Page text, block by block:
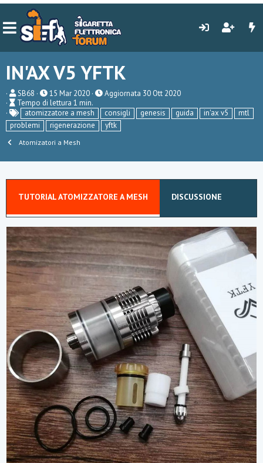
IN'AX V5 YFTK
A
u
t
o
r
e
SB68
P
u
b
l
i
s
t
15 Mar 2020 Aggiornata 30 Ott 2020
T
e
m
p
o
e
r
a
Tempo di lettura 1 min.
T
a
g
atomizzatore a mesh consigli genesis guida in'ax v5
mtl
problemi
rigenerazione yftk
Atomizatori a Mesh
TUTORIAL ATOMIZZATORE A MESH DISCUSSIONE